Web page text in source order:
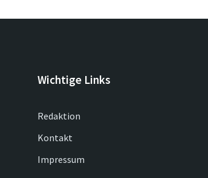
Wichtige Links
Redaktion
Kontakt
Impressum